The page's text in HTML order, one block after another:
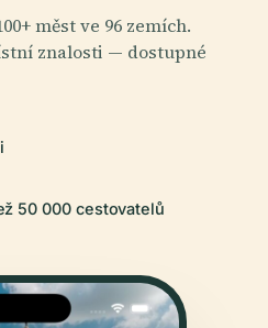
měst ve 96 zemích.
znalosti — dostupné
50 000 cestovatelů